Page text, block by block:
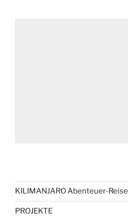
KILIMANJARO Abenteuer-Reise
PROJEKTE